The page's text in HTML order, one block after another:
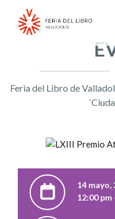
Feria del Libro de
14 mayo,
12:00 pm